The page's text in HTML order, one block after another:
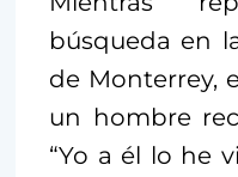
búsqueda en
de Monterrey,
un hombre
“Yo a él lo he